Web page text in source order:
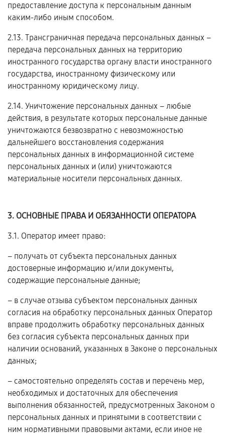
предоставление доступа к персональным данным
каким-либо иным способом.
2.13. Трансграничная передача персональных данных –
передача персональных данных на территорию
иностранного государства органу власти иностранного
государства, иностранному физическому или
иностранному юридическому лицу.
2.14. Уничтожение персональных данных – любые
действия, в результате которых персональные данные
уничтожаются безвозвратно с невозможностью
дальнейшего восстановления содержания
персональных данных в информационной системе
персональных данных и (или) уничтожаются
материальные носители персональных данных.
3. ОСНОВНЫЕ ПРАВА И ОБЯЗАННОСТИ ОПЕРАТОРА
3.1. Оператор имеет право:
– получать от субъекта персональных данных
достоверные информацию и/или документы,
содержащие персональные данные;
– в случае отзыва субъектом персональных данных
согласия на обработку персональных данных Оператор
вправе продолжить обработку персональных данных
без согласия субъекта персональных данных при
наличии оснований, указанных в Законе о персональных
данных;
– самостоятельно определять состав и перечень мер,
необходимых и достаточных для обеспечения
выполнения обязанностей, предусмотренных Законом о
персональных данных и принятыми в соответствии с
ним нормативными правовыми актами, если иное не